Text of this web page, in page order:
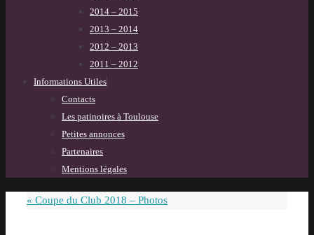
2014 – 2015
2013 – 2014
2012 – 2013
2011 – 2012
Informations Utiles
Contacts
Les patinoires à Toulouse
Petites annonces
Partenaires
Mentions légales
« Coupe du Club 2018 – Photos